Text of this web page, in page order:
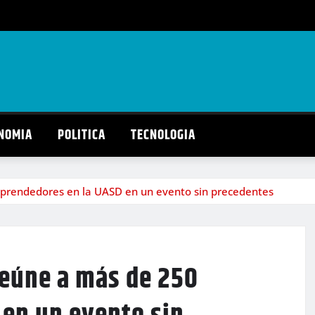
POLITICA TECNOLOGIA
en la UASD en un evento sin precedentes
a más de 250